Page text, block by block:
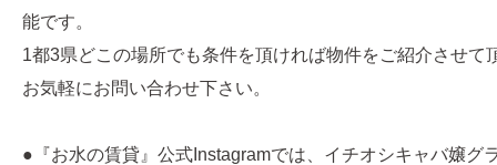
能です。
1都3県どこの場所でも条件を頂ければ物件をご紹介させて
お気軽にお問い合わせ下さい。
●『お水の賃貸』公式Instagramでは、イチオシキャバ嬢グ